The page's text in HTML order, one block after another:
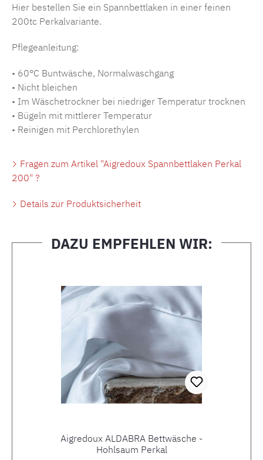
Hier bestellen Sie ein Spannbettlaken in einer feinen
200tc Perkalvariante.
Pflegeanleitung:
• 60°C Buntwäsche, Normalwaschgang
• Nicht bleichen
• Im Wäschetrockner bei niedriger Temperatur trocknen
• Bügeln mit mittlerer Temperatur
• Reinigen mit Perchlorethylen
Fragen zum Artikel "Aigredoux Spannbettlaken Perkal
200" ?
Details zur Produktsicherheit
DAZU EMPFEHLEN WIR:
Aigredoux ALDABRA Bettwäsche -
Hohlsaum Perkal